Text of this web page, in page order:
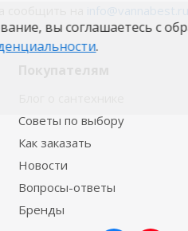
сообщить на
Советы по выбору
Как заказать
Новости
Вопросы-ответы
Бренды
вы соглашаетесь с
.